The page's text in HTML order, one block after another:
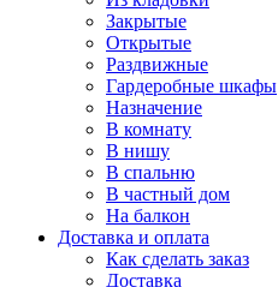
Закрытые
Открытые
Раздвижные
Гардеробные шкафы
Назначение
В комнату
В нишу
В спальню
В частный дом
На балкон
Доставка и оплата
Как сделать заказ
Доставка